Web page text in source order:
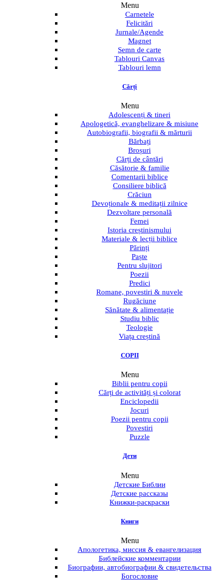
Menu
Carnetele
Felicitări
Jurnale/Agende
Magnet
Semn de carte
Tablouri Canvas
Tablouri lemn
Cărți
Menu
Adolescenți & tineri
Apologetică, evanghelizare & misiune
Autobiografii, biografii & mărturii
Bărbați
Broșuri
Cărți de cântări
Căsătorie & familie
Comentarii biblice
Consiliere biblică
Crăciun
Devoționale & meditații zilnice
Dezvoltare personală
Femei
Istoria creștinismului
Materiale & lecții biblice
Părinți
Paște
Pentru slujitori
Poezii
Predici
Romane, povestiri & nuvele
Rugăciune
Sănătate & alimentație
Studiu biblic
Teologie
Viața creștină
COPII
Menu
Biblii pentru copii
Cărți de activități și colorat
Enciclopedii
Jocuri
Poezii pentru copii
Povestiri
Puzzle
Дети
Menu
Детские Библии
Детские рассказы
Книжки-раскраски
Книги
Menu
Апологетика, миссия & евангелизация
Библейские комментарии
Биографии, автобиографии & свидетельства
Богословие